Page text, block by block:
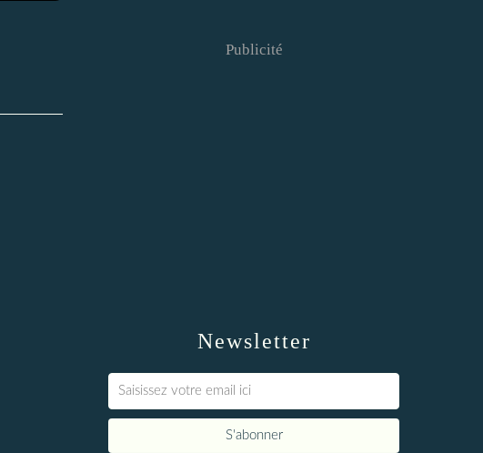
Newsletter
Publicité